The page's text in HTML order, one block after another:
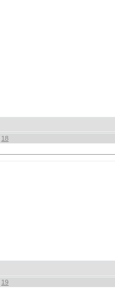
18
19